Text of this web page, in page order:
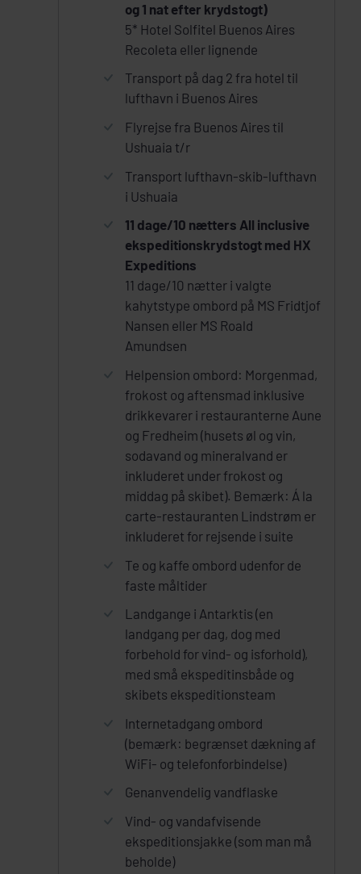
og 1 nat efter krydstogt)
5* Hotel Solfitel Buenos Aires
Recoleta eller lignende
Transport på dag 2 fra hotel til
lufthavn i Buenos Aires
Flyrejse fra Buenos Aires til
Ushuaia t/r
Transport lufthavn-skib-lufthavn
i Ushuaia
11 dage/10 nætters All inclusive
ekspeditionskrydstogt med HX
Expeditions
11 dage/10 nætter i valgte
kahytstype ombord på MS Fridtjof
Nansen eller MS Roald
Amundsen
Helpension ombord: Morgenmad,
frokost og aftensmad inklusive
drikkevarer i restauranterne Aune
og Fredheim (husets øl og vin,
sodavand og mineralvand er
inkluderet under frokost og
middag på skibet). Bemærk: Á la
carte-restauranten Lindstrøm er
inkluderet for rejsende i suite
Te og kaffe ombord udenfor de
faste måltider
Landgange i Antarktis (en
landgang per dag, dog med
forbehold for vind- og isforhold),
med små ekspeditinsbåde og
skibets ekspeditionsteam
Internetadgang ombord
(bemærk: begrænset dækning af
WiFi- og telefonforbindelse)
Genanvendelig vandflaske
Vind- og vandafvisende
ekspeditionsjakke (som man må
beholde)